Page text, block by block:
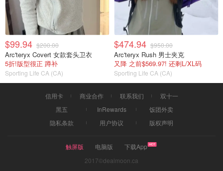
$99.94 $200.00
Arc'teryx Covert 女款套头卫衣
5折!版型很正 蹲补
Sporting Life CA (CA)
$474.94 $950.00
Arc'teryx Rush 男士夹克
又降 之前$569.97! 还剩L/XL码
Sporting Life CA (CA)
信用卡 商业合作 联系我们
双十一
黑五
InRewards
饭团外卖
隐私条款
用户协议 版权声明
触屏版 电脑版
下载App
2017©dealmoon.ca